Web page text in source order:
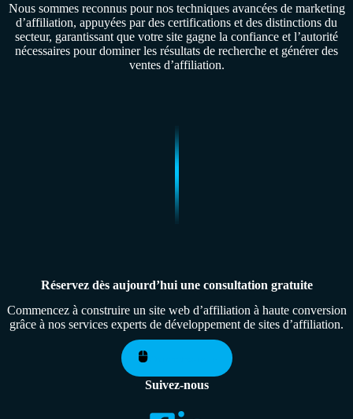
Nous sommes reconnus pour nos techniques avancées de marketing
d’affiliation, appuyées par des certifications et des distinctions du
secteur, garantissant que votre site gagne la confiance et l’autorité
nécessaires pour dominer les résultats de recherche et générer des
ventes d’affiliation.
Réservez dès aujourd’hui une consultation gratuite
Commencez à construire un site web d’affiliation à haute conversion
grâce à nos services experts de développement de sites d’affiliation.
Suivez-nous